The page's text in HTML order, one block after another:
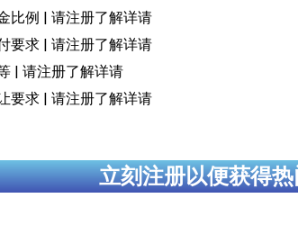
比例 | 请注册了解详请
要求 | 请注册了解详请
| 请注册了解详请
要求 | 请注册了解详请
立刻注册以便获得